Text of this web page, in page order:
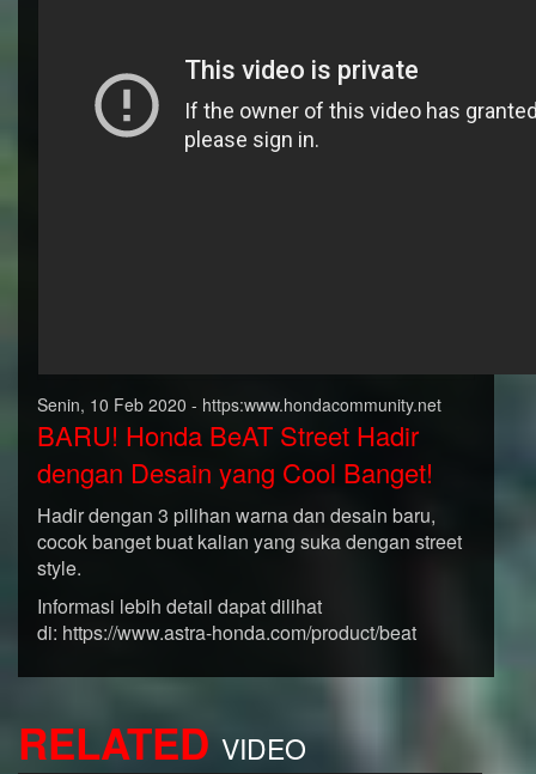
Senin, 10 Feb 2020 - https:www.hondacommunity.net
BARU! Honda BeAT Street Hadir
dengan Desain yang Cool Banget!
Hadir dengan 3 pilihan warna dan desain baru,
cocok banget buat kalian yang suka dengan street
style.
Informasi lebih detail dapat dilihat
di: https://www.astra-honda.com/product/beat
RELATED VIDEO